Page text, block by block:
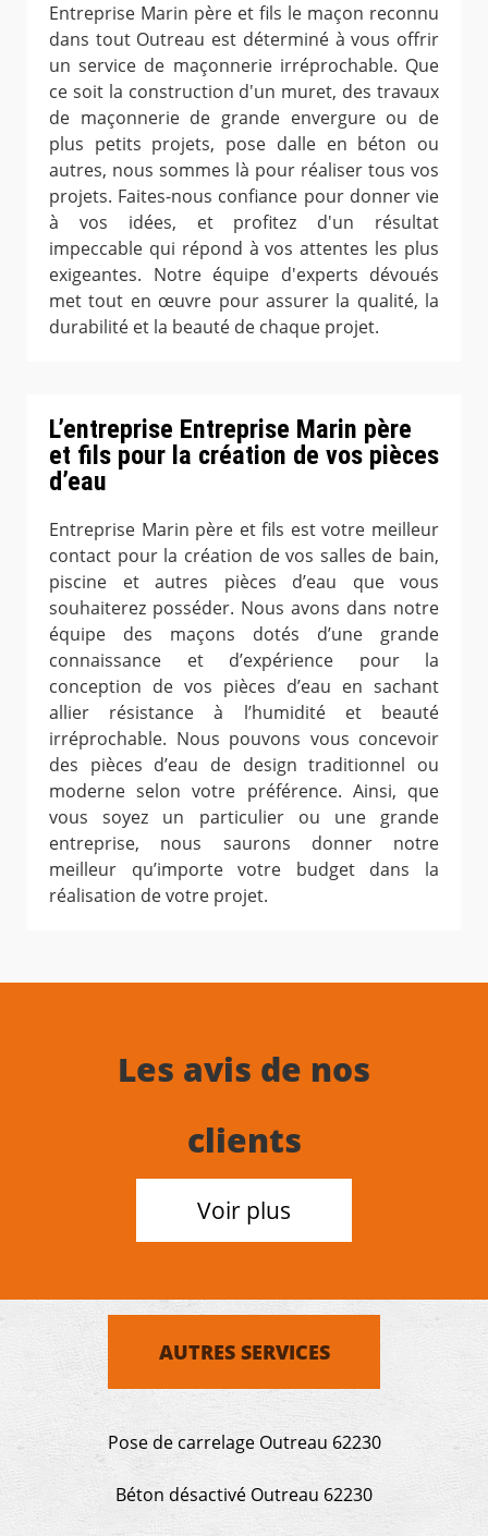
Entreprise Marin père et fils le maçon reconnu
dans tout Outreau est déterminé à vous offrir
un service de maçonnerie irréprochable. Que
ce soit la construction d'un muret, des travaux
de maçonnerie de grande envergure ou de
plus petits projets, pose dalle en béton ou
autres, nous sommes là pour réaliser tous vos
projets. Faites-nous confiance pour donner vie
à vos idées, et profitez d'un résultat
impeccable qui répond à vos attentes les plus
exigeantes. Notre équipe d'experts dévoués
met tout en œuvre pour assurer la qualité, la
durabilité et la beauté de chaque projet.
L’entreprise Entreprise Marin père
et fils pour la création de vos pièces
d’eau
Entreprise Marin père et fils est votre meilleur
contact pour la création de vos salles de bain,
piscine et autres pièces d’eau que vous
souhaiterez posséder. Nous avons dans notre
équipe des maçons dotés d’une grande
connaissance et d’expérience pour la
conception de vos pièces d’eau en sachant
allier résistance à l’humidité et beauté
irréprochable. Nous pouvons vous concevoir
des pièces d’eau de design traditionnel ou
moderne selon votre préférence. Ainsi, que
vous soyez un particulier ou une grande
entreprise, nous saurons donner notre
meilleur qu’importe votre budget dans la
réalisation de votre projet.
Les avis de nos
clients
Voir plus
AUTRES SERVICES
Pose de carrelage Outreau 62230
Béton désactivé Outreau 62230